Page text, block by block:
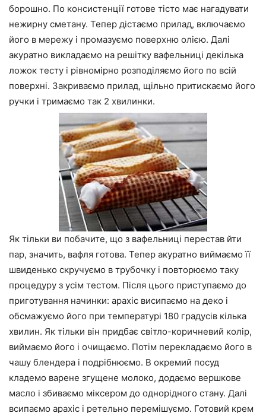
борошно. По консистенції готове тісто має нагадувати
нежирну сметану. Тепер дістаємо прилад, включаємо
його в мережу і промазуємо поверхню олією. Далі
акуратно викладаємо на решітку вафельниці декілька
ложок тесту і рівномірно розподіляємо його по всій
поверхні. Закриваємо прилад, щільно притискаємо його
ручки і тримаємо так 2 хвилинки.
Як тільки ви побачите, що з вафельниці перестав йти
пар, значить, вафля готова. Тепер акуратно виймаємо її
швиденько скручуємо в трубочку і повторюємо таку
процедуру з усім тестом. Після цього приступаємо до
приготування начинки: арахіс висипаємо на деко і
обсмажуємо його при температурі 180 градусів кілька
хвилин. Як тільки він придбає світло-коричневий колір,
виймаємо його і очищаємо. Потім перекладаємо його в
чашу блендера і подрібнюємо. В окремий посуд
кладемо варене згущене молоко, додаємо вершкове
масло і збиваємо міксером до однорідного стану. Далі
всипаємо арахіс і ретельно перемішуємо. Готовий крем